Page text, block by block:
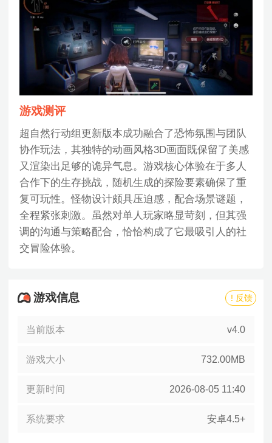
游戏测评
超自然行动组更新版本成功融合了恐怖氛围与团队
协作玩法，其独特的动画风格3D画面既保留了美感
又渲染出足够的诡异气息。游戏核心体验在于多人
合作下的生存挑战，随机生成的探险要素确保了重
复可玩性。怪物设计颇具压迫感，配合场景谜题，
全程紧张刺激。虽然对单人玩家略显苛刻，但其强
调的沟通与策略配合，恰恰构成了它最吸引人的社
交冒险体验。
游戏信息 ! 反馈
当前版本 v4.0
游戏大小 732.00MB
更新时间 2026-08-05 11:40
系统要求 安卓4.5+